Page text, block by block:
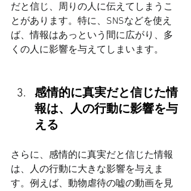
だと信じ、周りの人に伝えてしまうこ
とがあります。特に、SNSなどを使え
ば、情報はあっという間に広がり、多
くの人に影響を与えてしまいます。
感情的に真実だと信じた情
報は、人の行動に影響を与
える
さらに、感情的に真実だと信じた情報
は、人の行動に大きな影響を与えま
す。例えば、動物虐待の嘘の動画を見